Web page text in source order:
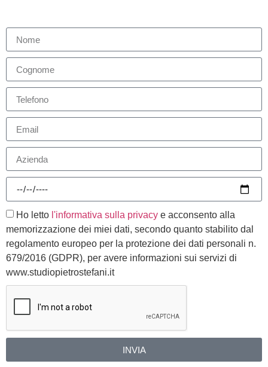
Ho letto l'informativa sulla privacy e acconsento alla
memorizzazione dei miei dati, secondo quanto stabilito dal
regolamento europeo per la protezione dei dati personali n.
679/2016 (GDPR), per avere informazioni sui servizi di
www.studiopietrostefani.it
INVIA